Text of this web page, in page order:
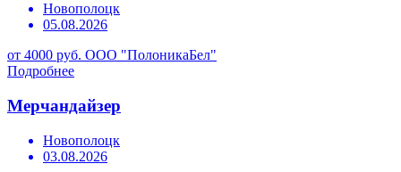
Новополоцк
05.08.2026
от 4000 руб. ООО "ПолоникаБел"
Подробнее
Мерчандайзер
Новополоцк
03.08.2026